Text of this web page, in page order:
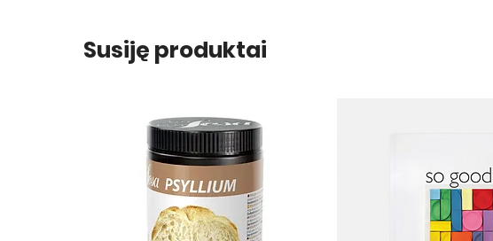
Susiję produktai